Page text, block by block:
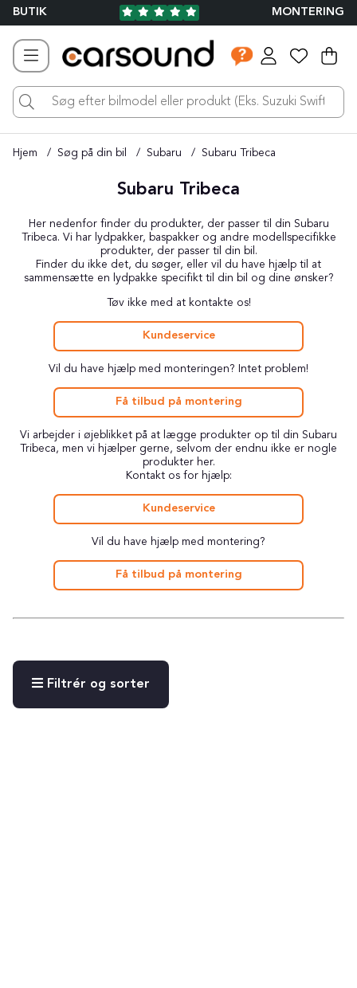
BUTIK MONTERING
.
Hjem Søg på din bil Subaru Subaru Tribeca
Subaru Tribeca
Her nedenfor finder du produkter, der passer til din Subaru
Tribeca. Vi har lydpakker, baspakker og andre modellspecifikke
produkter, der passer til din bil.
Finder du ikke det, du søger, eller vil du have hjælp til at
sammensætte en lydpakke specifikt til din bil og dine ønsker?
Tøv ikke med at kontakte os!
Kundeservice
Vil du have hjælp med monteringen? Intet problem!
Få tilbud på montering
Vi arbejder i øjeblikket på at lægge produkter op til din Subaru
Tribeca, men vi hjælper gerne, selvom der endnu ikke er nogle
produkter her.
Kontakt os for hjælp:
Kundeservice
Vil du have hjælp med montering?
Få tilbud på montering
Filtrér og sorter